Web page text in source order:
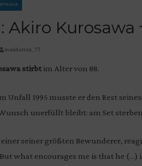
Akiro Kurosawa
manhattan_77
stirbtim Alter von 88.
Unfall 1995 musste er den Rest
unerfüllt bleibt: am Set
einer seiner größten Bewunderer,
what encourages me is that he